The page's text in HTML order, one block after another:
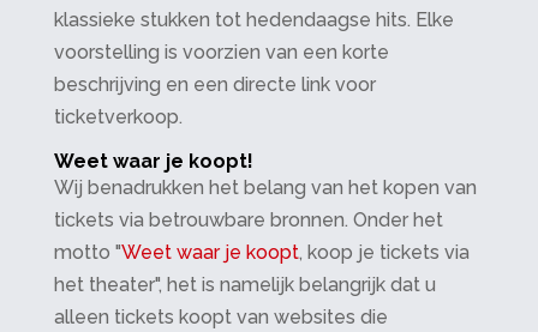
klassieke stukken tot hedendaagse hits. Elke
voorstelling is voorzien van een korte
beschrijving en een directe link voor
ticketverkoop.
Weet waar je koopt!
Wij benadrukken het belang van het kopen van
tickets via betrouwbare bronnen. Onder het
motto "Weet waar je koopt, koop je tickets via
het theater", het is namelijk belangrijk dat u
alleen tickets koopt van websites die